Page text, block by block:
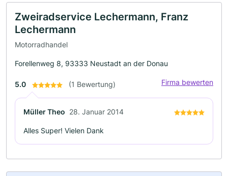
Zweiradservice Lechermann, Franz
Lechermann
Motorradhandel
Forellenweg 8, 93333 Neustadt an der Donau
5.0 (1 Bewertung) Firma bewerten
Müller Theo 28. Januar 2014
Alles Super! Vielen Dank